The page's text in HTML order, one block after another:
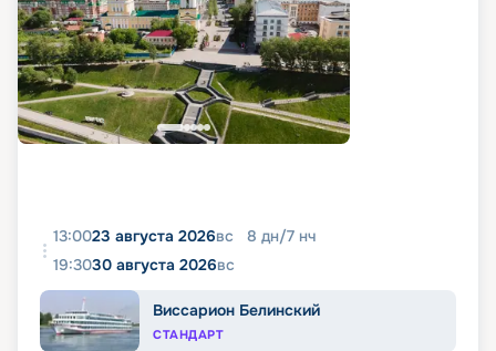
13:0023 августа 2026вс 8 дн/7 нч
19:3030 августа 2026вс
Виссарион Белинский
СТАНДАРТ